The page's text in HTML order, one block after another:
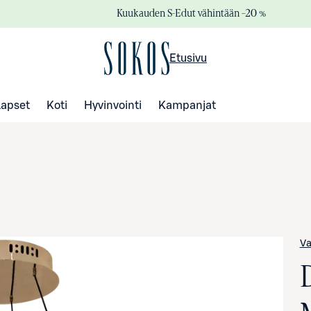
Kuukauden S-Edut vähintään –20 %
Etusivu
Koti Hyvinvointi Kampanjat